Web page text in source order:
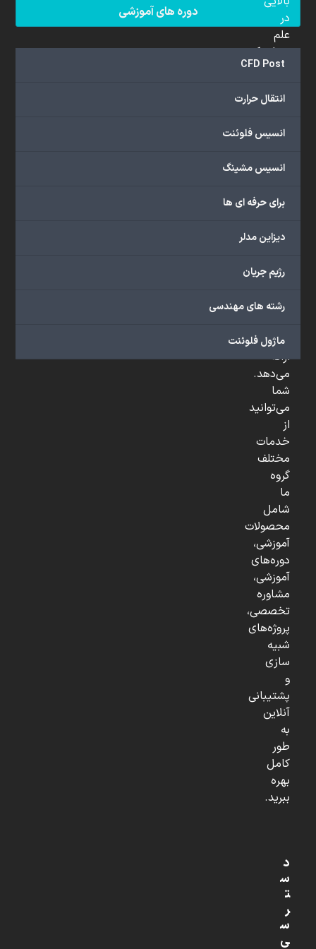
دوره های آموزشی
CFD Post
انتقال حرارت
انسیس فلوئنت
انسیس مشینگ
برای حرفه ای ها
دیزاین مدلر
رژیم جریان
رشته های مهندسی
ماژول فلوئنت
در
علم
دینامیک
سیالات
(CFD)
هستند.
ما
گسترده‌ای
با
دانشگاهی،
صنعتی
...
ارائه
می‌دهد.
شما
می‌توانید
از
خدمات
مختلف
گروه
ما
شامل
محصولات
آموزشی،
دوره‌های
آموزشی،
مشاوره
تخصصی،
پروژه‌های
شبیه
سازی
و
پشتیبانی
آنلاین
به
طور
کامل
بهره
ببرید.
د
س
ت
ر
س
ی